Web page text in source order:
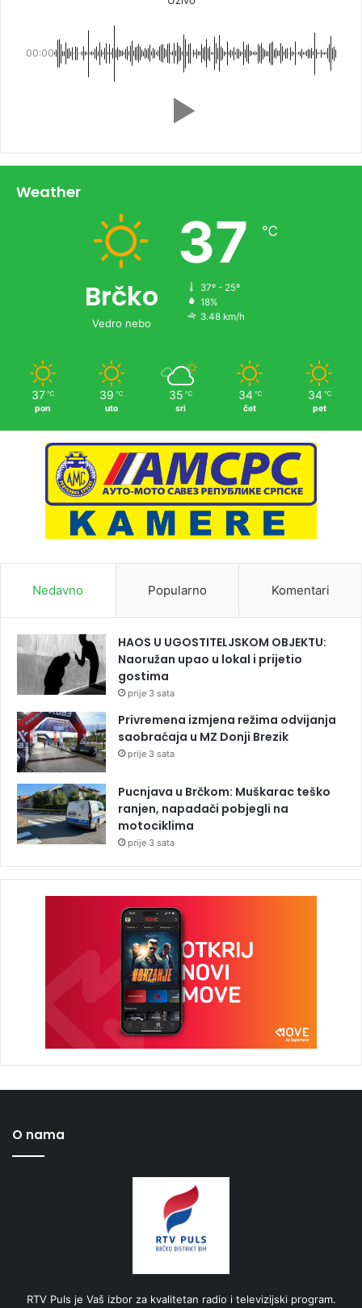
00:00
Weather
Brčko
Vedro nebo
37 ℃
37º - 25º
18%
3.48 km/h
37 ℃
pon
39 ℃
uto
35 ℃
sri
34 ℃
čet
34 ℃
pet
Nedavno Popularno Komentari
HAOS U UGOSTITELJSKOM OBJEKTU:
Naoružan upao u lokal i prijetio
gostima
prije 3 sata
Privremena izmjena režima odvijanja
saobraćaja u MZ Donji Brezik
prije 3 sata
Pucnjava u Brčkom: Muškarac teško
ranjen, napadači pobjegli na
motociklima
prije 3 sata
O nama
RTV Puls je Vaš izbor za kvalitetan radio i televizijski program.